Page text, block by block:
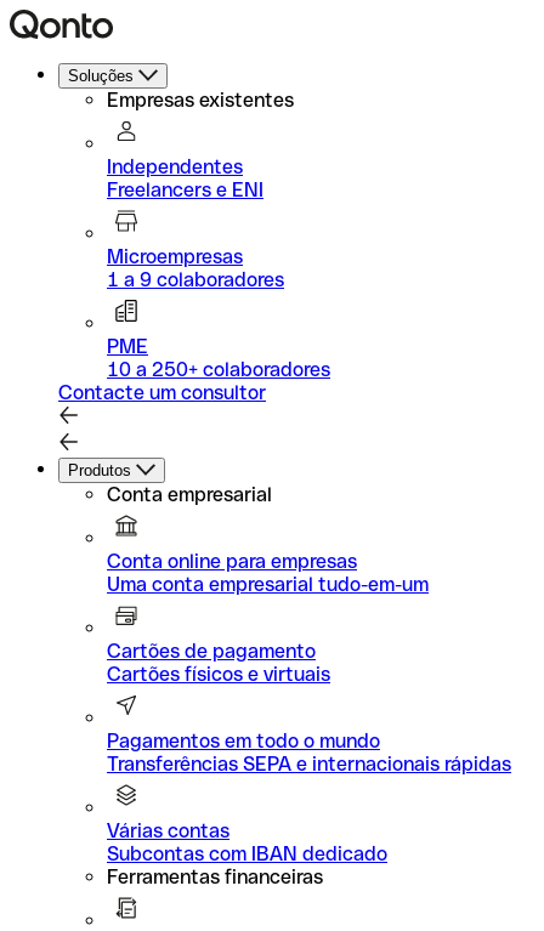
Soluções
Empresas existentes
Independentes
Freelancers e ENI
Microempresas
1 a 9 colaboradores
PME
10 a 250+ colaboradores
Contacte um consultor
Produtos
Conta empresarial
Conta online para empresas
Uma conta empresarial tudo-em-um
Cartões de pagamento
Cartões físicos e virtuais
Pagamentos em todo o mundo
Transferências SEPA e internacionais rápidas
Várias contas
Subcontas com IBAN dedicado
Ferramentas financeiras